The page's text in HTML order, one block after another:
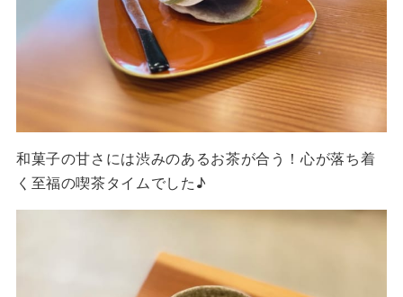
和菓子の甘さには渋みのあるお茶が合う！心が落ち着
く至福の喫茶タイムでした♪